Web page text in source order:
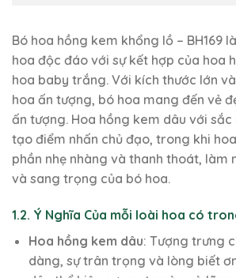
Bó hoa hồng kem khổng lồ – BH169
hoa độc đáo với sự kết hợp của hoa
hoa baby trắng. Với kích thước lớn
hoa ấn tượng, bó hoa mang đến vẻ
ấn tượng. Hoa hồng kem dâu với
tạo điểm nhấn chủ đạo, trong khi
phần nhẹ nhàng và thanh thoát, làm
và sang trọng của bó hoa.
1.2. Ý Nghĩa Của mỗi loài hoa có
Hoa hồng kem dâu: Tượng trưng
dàng, sự trân trọng và lòng biết